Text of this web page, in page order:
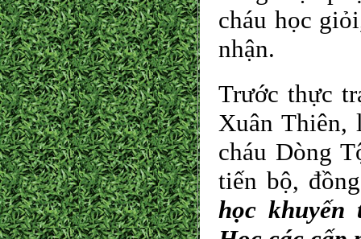
cháu học
nhận.
Trước thực
Xuân Thiên,
cháu Dòng
tiến bộ,
học